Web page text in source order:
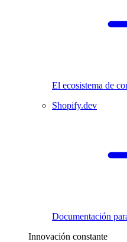
El ecosistema de
Shopify.dev
Documentación
Innovación constante